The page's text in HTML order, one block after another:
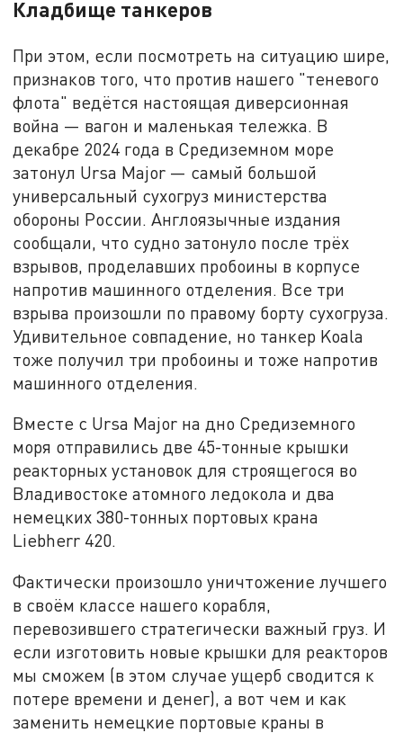
Кладбище танкеров
При этом, если посмотреть на ситуацию шире,
признаков того, что против нашего "теневого
флота" ведётся настоящая диверсионная
война — вагон и маленькая тележка. В
декабре 2024 года в Средиземном море
затонул Ursa Major — самый большой
универсальный сухогруз министерства
обороны России. Англоязычные издания
сообщали, что судно затонуло после трёх
взрывов, проделавших пробоины в корпусе
напротив машинного отделения. Все три
взрыва произошли по правому борту сухогруза.
Удивительное совпадение, но танкер Koala
тоже получил три пробоины и тоже напротив
машинного отделения.
Вместе с Ursa Major на дно Средиземного
моря отправились две 45-тонные крышки
реакторных установок для строящегося во
Владивостоке атомного ледокола и два
немецких 380-тонных портовых крана
Liebherr 420.
Фактически произошло уничтожение лучшего
в своём классе нашего корабля,
перевозившего стратегически важный груз. И
если изготовить новые крышки для реакторов
мы сможем (в этом случае ущерб сводится к
потере времени и денег), а вот чем и как
заменить немецкие портовые краны в